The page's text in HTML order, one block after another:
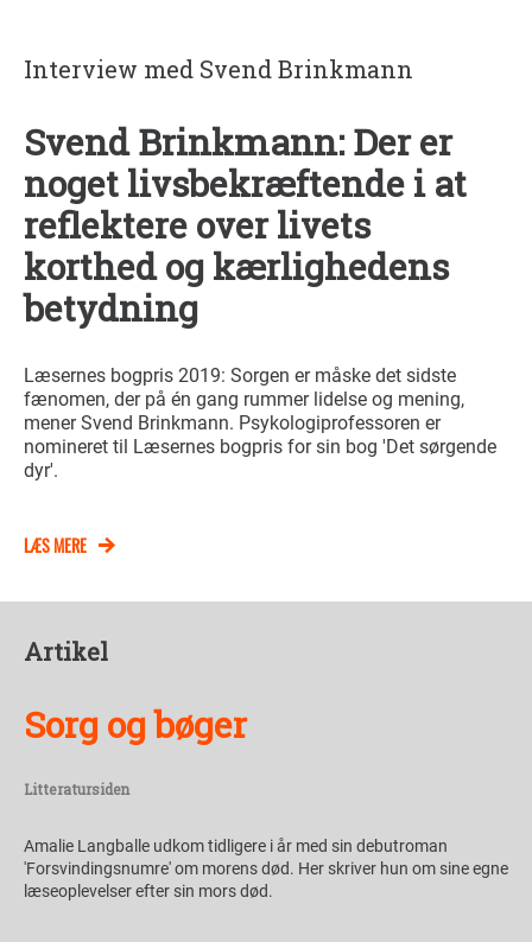
Interview med Svend Brinkmann
Svend Brinkmann: Der er
noget livsbekræftende i at
reflektere over livets
korthed og kærlighedens
betydning
Læsernes bogpris 2019: Sorgen er måske det sidste
fænomen, der på én gang rummer lidelse og mening,
mener Svend Brinkmann. Psykologiprofessoren er
nomineret til Læsernes bogpris for sin bog 'Det sørgende
dyr'.
LÆS MERE
Artikel
Sorg og bøger
Litteratursiden
Amalie Langballe udkom tidligere i år med sin debutroman
'Forsvindingsnumre' om morens død. Her skriver hun om sine egne
læseoplevelser efter sin mors død.